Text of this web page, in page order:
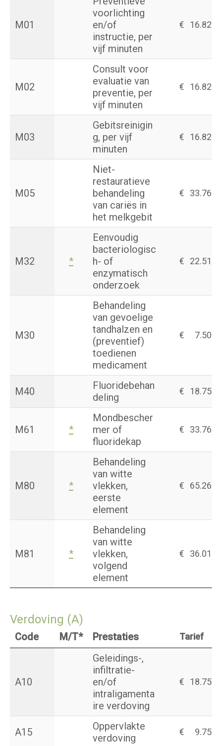
M01
voorlichting
en/of
instructie, per
vijf minuten
€ 16.82
M02
Consult voor
evaluatie van
preventie, per
vijf minuten
€ 16.82
M03
Gebitsreinigin
g, per vijf
minuten
€ 16.82
M05
Niet-
restauratieve
behandeling
van cariës in
het melkgebit
€ 33.76
M32 *
Eenvoudig
bacteriologisc
h- of
enzymatisch
onderzoek
€ 22.51
M30
Behandeling
van gevoelige
tandhalzen en
(preventief)
toedienen
medicament
€ 7.50
M40
Fluoridebehan
deling
€ 18.75
M61 *
Mondbescher
mer of
fluoridekap
€ 33.76
M80 *
Behandeling
van witte
vlekken,
eerste
element
€ 65.26
M81 *
Behandeling
van witte
vlekken,
volgend
element
€ 36.01
Verdoving (A)
Code M/T* Prestaties Tarief
A10
Geleidings-,
infiltratie-
en/of
intraligamenta
ire verdoving
€ 18.75
A15
Oppervlakte
verdoving
€ 9.75